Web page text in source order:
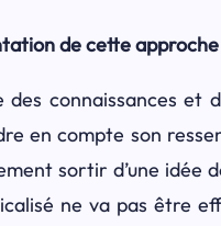
de cette
connaissances et
en compte son
sortir d’une idée
ne va pas être